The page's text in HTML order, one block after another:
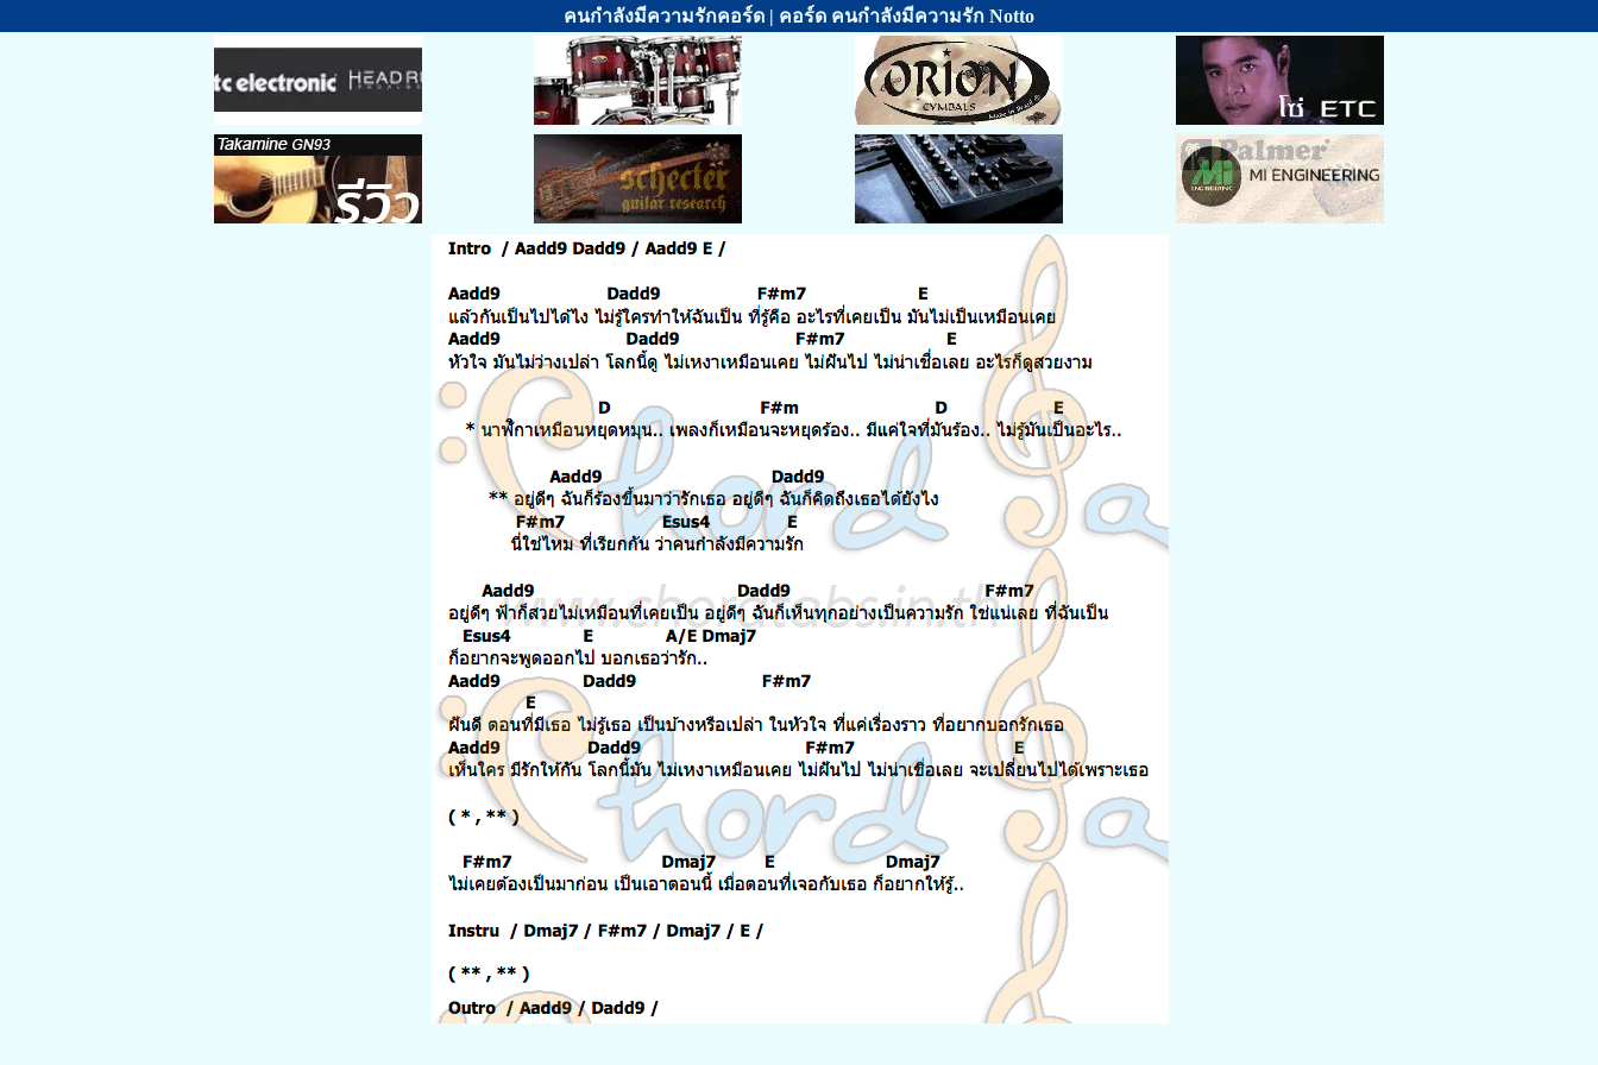
คนกำลังมีความรักคอร์ด | คอร์ด คนกำลังมีความรัก Notto